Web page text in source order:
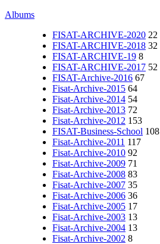
Albums
FISAT-ARCHIVE-2020 22
FISAT-ARCHIVE-2018 32
FISAT-ARCHIVE-19 8
FISAT-ARCHIVE-2017 52
FISAT-Archive-2016 67
Fisat-Archive-2015 64
Fisat-Archive-2014 54
Fisat-Archive-2013 72
Fisat-Archive-2012 153
FISAT-Business-School 108
Fisat-Archive-2011 117
Fisat-Archive-2010 92
Fisat-Archive-2009 71
Fisat-Archive-2008 83
Fisat-Archive-2007 35
Fisat-Archive-2006 36
Fisat-Archive-2005 17
Fisat-Archive-2003 13
Fisat-Archive-2004 13
Fisat-Archive-2002 8